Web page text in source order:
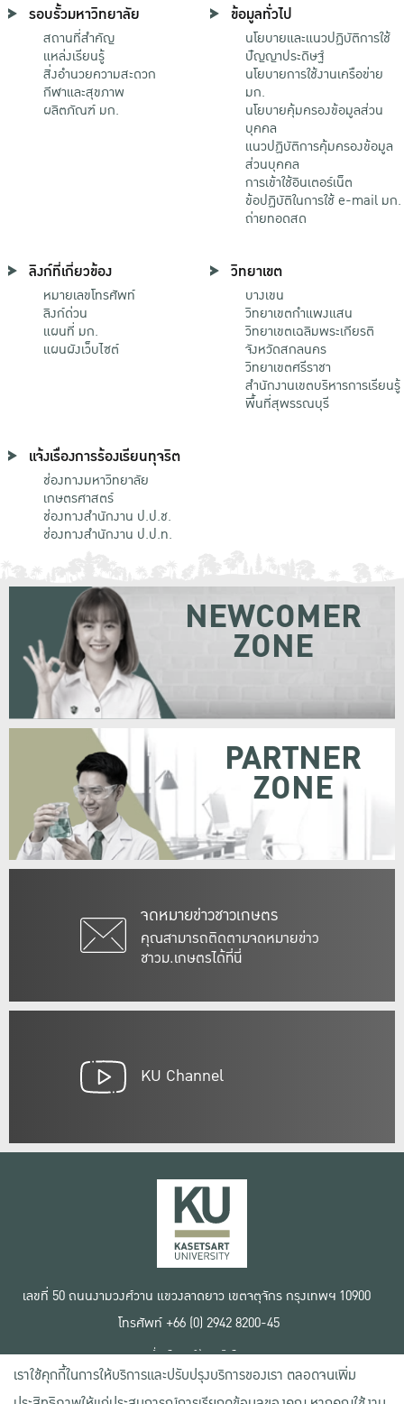
รอบรั้วมหาวิทยาลัย
สถานที่สำคัญ
แหล่งเรียนรู้
สิ่งอำนวยความสะดวก
กีฬาและสุขภาพ
ผลิตภัณฑ์ มก.
ข้อมูลทั่วไป
นโยบายและแนวปฏิบัติการใช้
ปัญญาประดิษฐ์
นโยบายการใช้งานเครือข่าย
มก.
นโยบายคุ้มครองข้อมูลส่วน
บุคคล
แนวปฏิบัติการคุ้มครองข้อมูล
ส่วนบุคคล
การเข้าใช้อินเตอร์เน็ต
ข้อปฏิบัติในการใช้ e-mail มก.
ถ่ายทอดสด
ลิงก์ที่เกี่ยวข้อง
หมายเลขโทรศัพท์
ลิงก์ด่วน
แผนที่ มก.
แผนผังเว็บไซต์
วิทยาเขต
บางเขน
วิทยาเขตกําแพงแสน
วิทยาเขตเฉลิมพระเกียรติ
จังหวัดสกลนคร
วิทยาเขตศรีราชา
สำนักงานเขตบริหารการเรียนรู้
พื้นที่สุพรรณบุรี
แจ้งเรื่องการร้องเรียนทุจริต
ช่องทางมหาวิทยาลัย
เกษตรศาสตร์
ช่องทางสำนักงาน ป.ป.ช.
ช่องทางสำนักงาน ป.ป.ท.
จดหมายข่าวชาวเกษตร
คุณสามารถติดตามจดหมายข่าว
ชาวม.เกษตรได้ที่นี่
NEWCOMER
ZONE
PARTNER
ZONE
KU Channel
เลขที่ 50 ถนนงามวงศ์วาน แขวงลาดยาว เขตจตุจักร กรุงเทพฯ 10900
โทรศัพท์ +66 (0) 2942 8200-45
เงื่อนไขการใช้งานเว็บไซต์
ข้อตกลงด้านสิทธิ์ใช้งาน
นโยบายความเป็นส่วนตัว
เราใช้คุกกี้ในการให้บริการและปรับปรุงบริการของเรา ตลอดจนเพิ่ม